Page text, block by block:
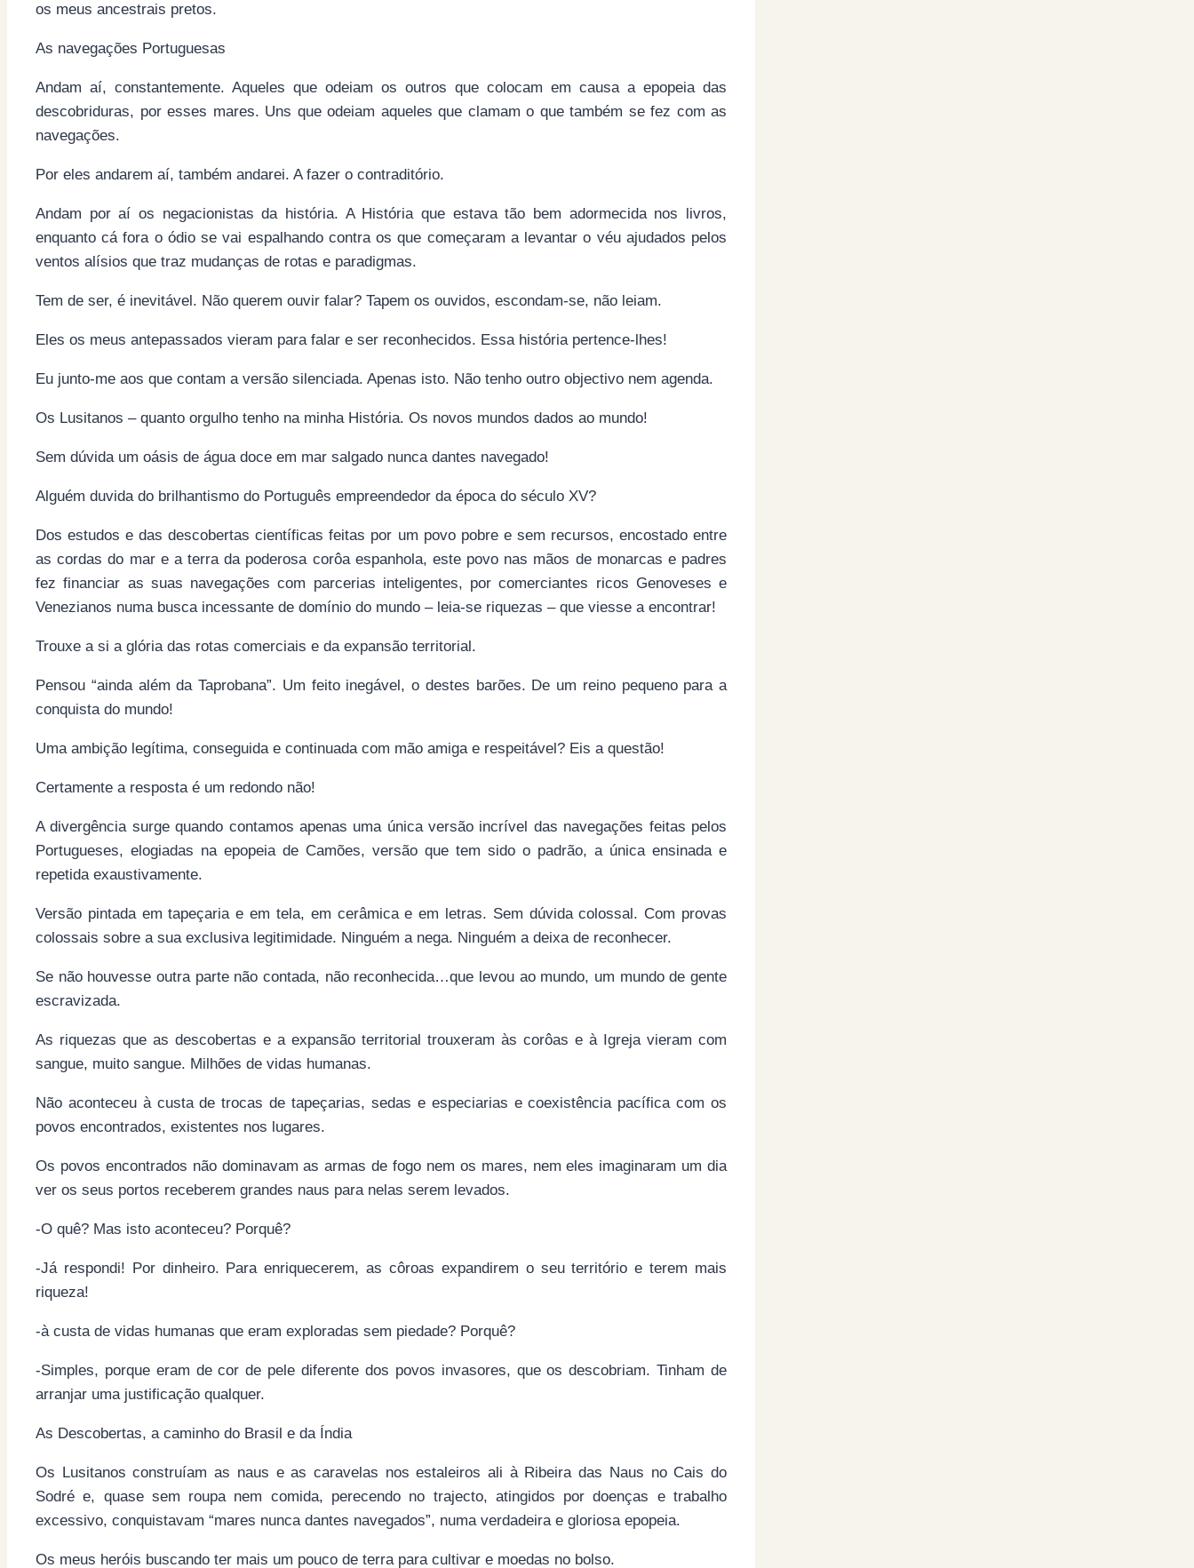
os meus ancestrais pretos.
As navegações Portuguesas
Andam aí, constantemente. Aqueles que odeiam os outros que colocam em causa a epopeia das
descobriduras, por esses mares. Uns que odeiam aqueles que clamam o que também se fez com as
navegações.
Por eles andarem aí, também andarei. A fazer o contraditório.
Andam por aí os negacionistas da história. A História que estava tão bem adormecida nos livros,
enquanto cá fora o ódio se vai espalhando contra os que começaram a levantar o véu ajudados pelos
ventos alísios que traz mudanças de rotas e paradigmas.
Tem de ser, é inevitável. Não querem ouvir falar? Tapem os ouvidos, escondam-se, não leiam.
Eles os meus antepassados vieram para falar e ser reconhecidos. Essa história pertence-lhes!
Eu junto-me aos que contam a versão silenciada. Apenas isto. Não tenho outro objectivo nem agenda.
Os Lusitanos – quanto orgulho tenho na minha História. Os novos mundos dados ao mundo!
Sem dúvida um oásis de água doce em mar salgado nunca dantes navegado!
Alguém duvida do brilhantismo do Português empreendedor da época do século XV?
Dos estudos e das descobertas científicas feitas por um povo pobre e sem recursos, encostado entre
as cordas do mar e a terra da poderosa corôa espanhola, este povo nas mãos de monarcas e padres
fez financiar as suas navegações com parcerias inteligentes, por comerciantes ricos Genoveses e
Venezianos numa busca incessante de domínio do mundo – leia-se riquezas – que viesse a encontrar!
Trouxe a si a glória das rotas comerciais e da expansão territorial.
Pensou “ainda além da Taprobana”. Um feito inegável, o destes barões. De um reino pequeno para a
conquista do mundo!
Uma ambição legítima, conseguida e continuada com mão amiga e respeitável? Eis a questão!
Certamente a resposta é um redondo não!
A divergência surge quando contamos apenas uma única versão incrível das navegações feitas pelos
Portugueses, elogiadas na epopeia de Camões, versão que tem sido o padrão, a única ensinada e
repetida exaustivamente.
Versão pintada em tapeçaria e em tela, em cerâmica e em letras. Sem dúvida colossal. Com provas
colossais sobre a sua exclusiva legitimidade. Ninguém a nega. Ninguém a deixa de reconhecer.
Se não houvesse outra parte não contada, não reconhecida…que levou ao mundo, um mundo de gente
escravizada.
As riquezas que as descobertas e a expansão territorial trouxeram às corôas e à Igreja vieram com
sangue, muito sangue. Milhões de vidas humanas.
Não aconteceu à custa de trocas de tapeçarias, sedas e especiarias e coexistência pacífica com os
povos encontrados, existentes nos lugares.
Os povos encontrados não dominavam as armas de fogo nem os mares, nem eles imaginaram um dia
ver os seus portos receberem grandes naus para nelas serem levados.
-O quê? Mas isto aconteceu? Porquê?
-Já respondi! Por dinheiro. Para enriquecerem, as côroas expandirem o seu território e terem mais
riqueza!
-à custa de vidas humanas que eram exploradas sem piedade? Porquê?
-Simples, porque eram de cor de pele diferente dos povos invasores, que os descobriam. Tinham de
arranjar uma justificação qualquer.
As Descobertas, a caminho do Brasil e da Índia
Os Lusitanos construíam as naus e as caravelas nos estaleiros ali à Ribeira das Naus no Cais do
Sodré e, quase sem roupa nem comida, perecendo no trajecto, atingidos por doenças e trabalho
excessivo, conquistavam “mares nunca dantes navegados”, numa verdadeira e gloriosa epopeia.
Os meus heróis buscando ter mais um pouco de terra para cultivar e moedas no bolso.